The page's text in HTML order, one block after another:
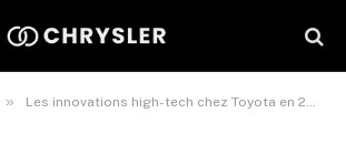
» Les innovations high-tech chez Toyota en 2025